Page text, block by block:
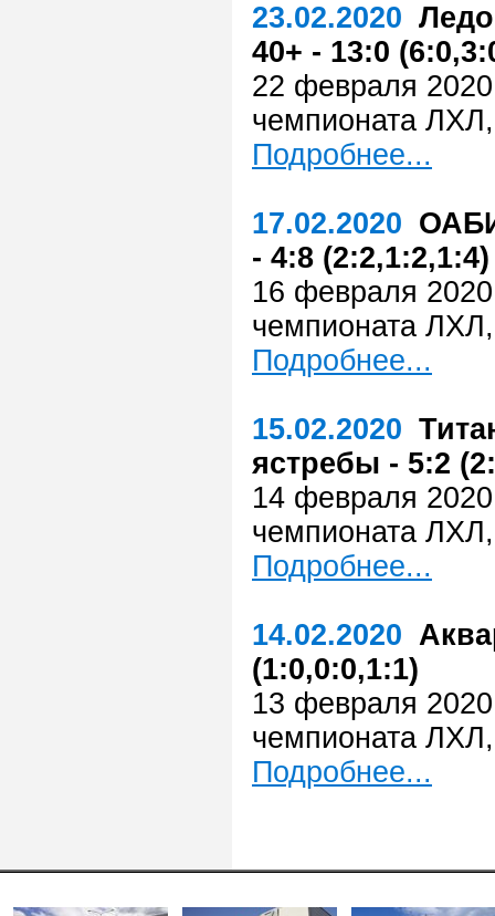
23.02.2020
40+ - 13:0
22 февраля
чемпионата
Подробнее...
17.02.2020
- 4:8 (2:2,1:2,1:4)
16 февраля
чемпионата
Подробнее...
15.02.2020
ястребы - 5:2
14 февраля
чемпионата
Подробнее...
14.02.2020
(1:0,0:0,1:1)
13 февраля
чемпионата
Подробнее...